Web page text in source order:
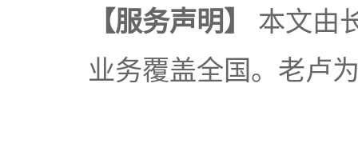
【服务声明】
本文由
业务覆盖全国。老卢